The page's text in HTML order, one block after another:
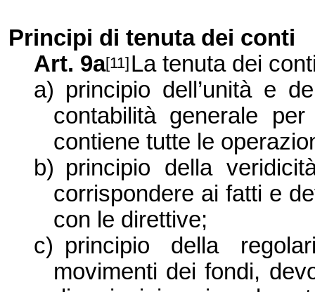
Principi di tenuta dei conti
Art. 9a[11] La tenuta dei
a) principio dell’unità e
contabilità generale per
contiene tutte le
b) principio della
corrispondere ai fatti e
con le direttive;
c) principio della
movimenti dei fondi,